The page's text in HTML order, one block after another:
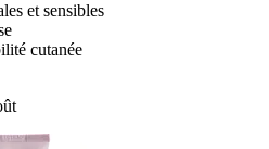
et sensibles
cutanée